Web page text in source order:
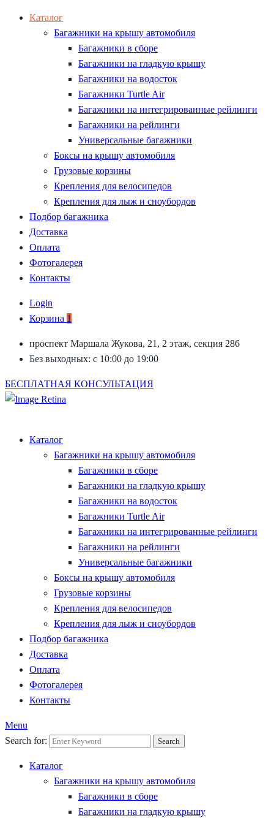
Каталог
Багажники на крышу автомобиля
Багажники в сборе
Багажники на гладкую крышу
Багажники на водосток
Багажники Turtle Air
Багажники на интегрированные рейлинги
Багажники на рейлинги
Универсальные багажники
Боксы на крышу автомобиля
Грузовые корзины
Крепления для велосипедов
Крепления для лыж и сноубордов
Подбор багажника
Доставка
Оплата
Фотогалерея
Контакты
Login
Корзина 1
проспект Маршала Жукова, 21, 2 этаж, секция 286
Без выходных: с 10:00 до 19:00
БЕСПЛАТНАЯ КОНСУЛЬТАЦИЯ
Каталог
Багажники на крышу автомобиля
Багажники в сборе
Багажники на гладкую крышу
Багажники на водосток
Багажники Turtle Air
Багажники на интегрированные рейлинги
Багажники на рейлинги
Универсальные багажники
Боксы на крышу автомобиля
Грузовые корзины
Крепления для велосипедов
Крепления для лыж и сноубордов
Подбор багажника
Доставка
Оплата
Фотогалерея
Контакты
Menu
Search for:
Search
Каталог
Багажники на крышу автомобиля
Багажники в сборе
Багажники на гладкую крышу